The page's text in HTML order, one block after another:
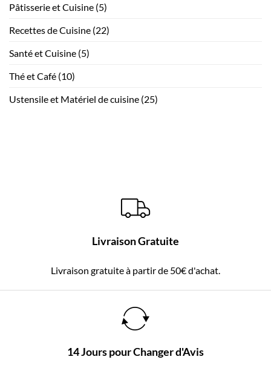
Pâtisserie et Cuisine (5)
Recettes de Cuisine (22)
Santé et Cuisine (5)
Thé et Café (10)
Ustensile et Matériel de cuisine (25)
Livraison Gratuite
Livraison gratuite à partir de 50€ d'achat.
14 Jours pour Changer d'Avis